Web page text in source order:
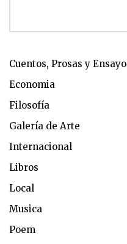
Cuentos, Prosas y Ensayo
Economia
Filosofía
Galería de Arte
Internacional
Libros
Local
Musica
Poem